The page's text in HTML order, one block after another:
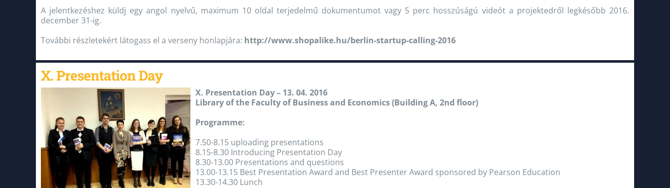
A jelentkezéshez küldj egy angol nyelvű, maximum 10 oldal terjedelmű dokumentumot vagy 5 perc hosszúságú videót a projektedről legkésőbb 2016.
december 31-ig.
További részletekért látogass el a verseny honlapjára: http://www.shopalike.hu/berlin-startup-calling-2016
X. Presentation Day
X. Presentation Day – 13. 04. 2016
Library of the Faculty of Business and Economics (Building A, 2nd floor)
Programme:
7.50-8.15 uploading presentations
8.15-8.30 Introducing Presentation Day
8.30-13.00 Presentations and questions
13.00-13.15 Best Presentation Award and Best Presenter Award sponsored by Pearson Education
13.30-14.30 Lunch